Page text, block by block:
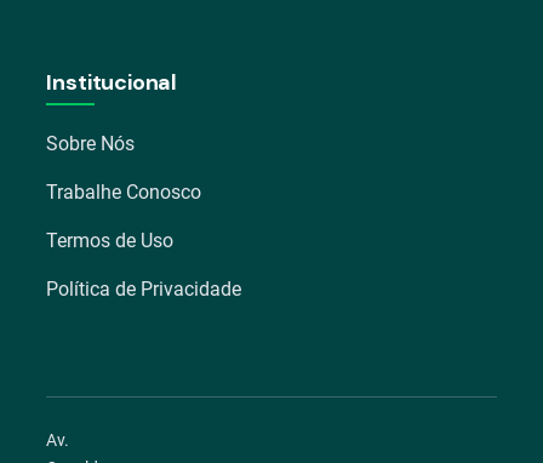
Institucional
Sobre Nós
Trabalhe Conosco
Termos de Uso
Política de Privacidade
Av.